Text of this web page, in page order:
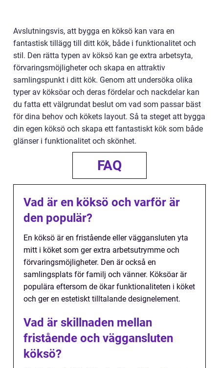
Avslutningsvis, att bygga en köksö kan vara en
fantastisk tillägg till ditt kök, både i funktionalitet och
stil. Den rätta typen av köksö kan ge extra arbetsyta,
förvaringsmöjligheter och skapa en attraktiv
samlingspunkt i ditt kök. Genom att undersöka olika
typer av köksöar och deras fördelar och nackdelar kan
du fatta ett välgrundat beslut om vad som passar bäst
för dina behov och kökets layout. Så ta steget att bygga
din egen köksö och skapa ett fantastiskt kök som både
glänser i funktionalitet och skönhet.
FAQ
Vad är en köksö och varför är
den populär?
En köksö är en fristående eller väggansluten yta
mitt i köket som ger extra arbetsutrymme och
förvaringsmöjligheter. Den är också en
samlingsplats för familj och vänner. Köksöar är
populära eftersom de ökar funktionaliteten i köket
och ger en estetiskt tilltalande designelement.
Vad är skillnaden mellan
fristående och väggansluten
köksö?